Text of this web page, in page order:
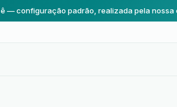
— configuração padrão, realizada pela nossa